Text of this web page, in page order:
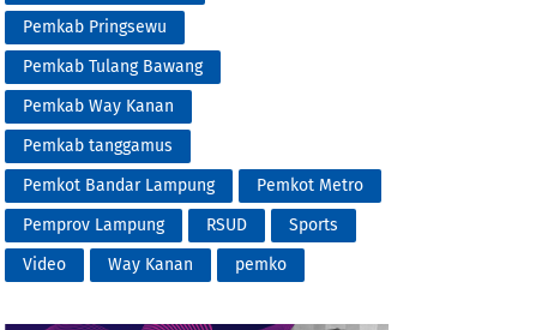
Pemkab Pringsewu
Pemkab Tulang Bawang
Pemkab Way Kanan
Pemkab tanggamus
Pemkot Bandar Lampung
Pemkot Metro
Pemprov Lampung
RSUD
Sports
Video
Way Kanan pemko